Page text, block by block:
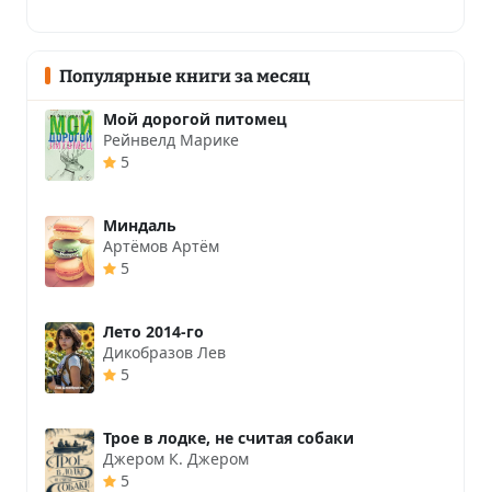
Популярные книги за месяц
Мой дорогой питомец
Рейнвелд Марике
5
Миндаль
Артёмов Артём
5
Лето 2014-го
Дикобразов Лев
5
Трое в лодке, не считая собаки
Джером К. Джером
5